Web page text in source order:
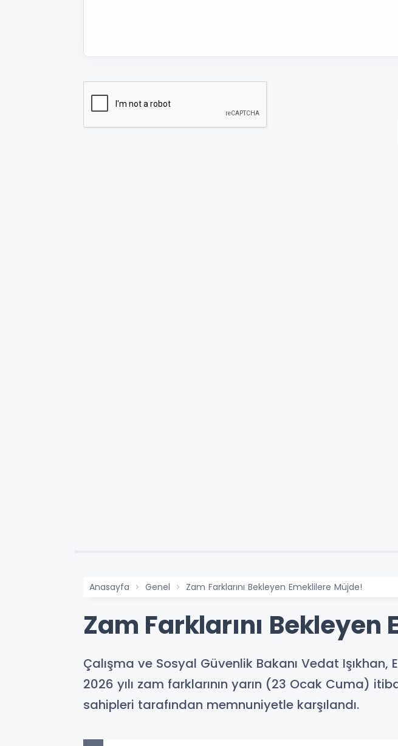
Anasayfa Genel Zam Farklarını Bekleyen Emeklilere Müjde!
Zam Farklarını
Çalışma ve Sosyal Güvenlik Bakanı Vedat
2026 yılı zam farklarının yarın (23 Ocak Cuma)
sahipleri tarafından memnuniyetle karşılandı.